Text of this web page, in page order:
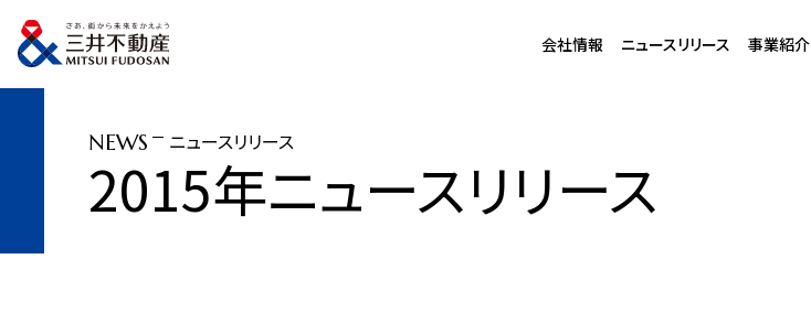
会社情報 ニュースリリース 事業紹介
トップページ ニュースリリース
NEWS ニュースリリース
2015年ニュースリリース